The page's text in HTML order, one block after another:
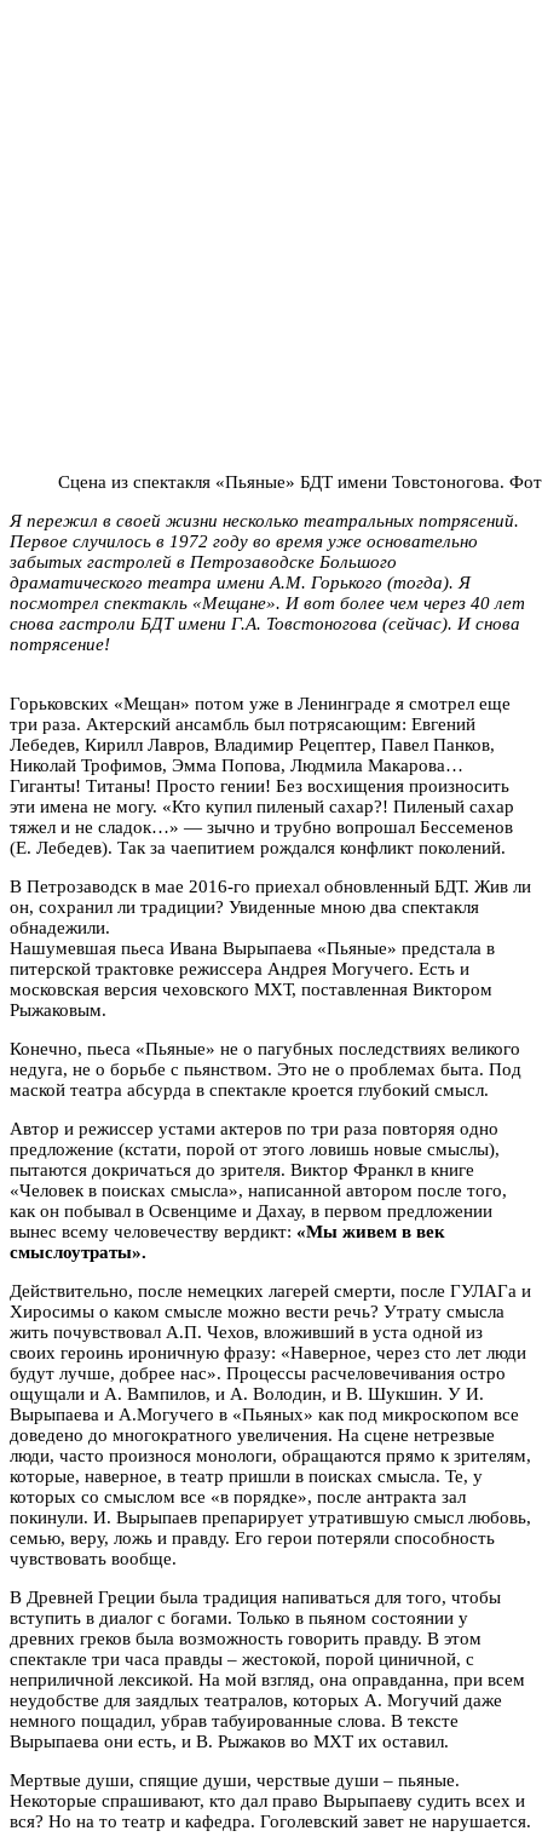
Сцена из спектакля «Пьяные» БДТ имени Товстоногова.
Я пережил в своей жизни несколько театральных потрясений.
Первое случилось в 1972 году во время уже основательно
забытых гастролей в Петрозаводске Большого
драматического театра имени А.М. Горького (тогда). Я
посмотрел спектакль «Мещане». И вот более чем через 40 лет
снова гастроли БДТ имени Г.А. Товстоногова (сейчас). И снова
потрясение!
Горьковских «Мещан» потом уже в Ленинграде я смотрел еще
три раза. Актерский ансамбль был потрясающим: Евгений
Лебедев, Кирилл Лавров, Владимир Рецептер, Павел Панков,
Николай Трофимов, Эмма Попова, Людмила Макарова…
Гиганты! Титаны! Просто гении! Без восхищения произносить
эти имена не могу. «Кто купил пиленый сахар?! Пиленый сахар
тяжел и не сладок…» — зычно и трубно вопрошал Бессеменов
(Е. Лебедев). Так за чаепитием рождался конфликт поколений.
В Петрозаводск в мае 2016-го приехал обновленный БДТ. Жив ли
он, сохранил ли традиции? Увиденные мною два спектакля
обнадежили.
Нашумевшая пьеса Ивана Вырыпаева «Пьяные» предстала в
питерской трактовке режиссера Андрея Могучего. Есть и
московская версия чеховского МХТ, поставленная Виктором
Рыжаковым.
Конечно, пьеса «Пьяные» не о пагубных последствиях великого
недуга, не о борьбе с пьянством. Это не о проблемах быта. Под
маской театра абсурда в спектакле кроется глубокий смысл.
Автор и режиссер устами актеров по три раза повторяя одно
предложение (кстати, порой от этого ловишь новые смыслы),
пытаются докричаться до зрителя. Виктор Франкл в книге
«Человек в поисках смысла», написанной автором после того,
как он побывал в Освенциме и Дахау, в первом предложении
вынес всему человечеству вердикт: «Мы живем в век
смыслоутраты».
Действительно, после немецких лагерей смерти, после ГУЛАГа и
Хиросимы о каком смысле можно вести речь? Утрату смысла
жить почувствовал А.П. Чехов, вложивший в уста одной из
своих героинь ироничную фразу: «Наверное, через сто лет люди
будут лучше, добрее нас». Процессы расчеловечивания остро
ощущали и А. Вампилов, и А. Володин, и В. Шукшин. У И.
Вырыпаева и А.Могучего в «Пьяных» как под микроскопом все
доведено до многократного увеличения. На сцене нетрезвые
люди, часто произнося монологи, обращаются прямо к зрителям,
которые, наверное, в театр пришли в поисках смысла. Те, у
которых со смыслом все «в порядке», после антракта зал
покинули. И. Вырыпаев препарирует утратившую смысл любовь,
семью, веру, ложь и правду. Его герои потеряли способность
чувствовать вообще.
В Древней Греции была традиция напиваться для того, чтобы
вступить в диалог с богами. Только в пьяном состоянии у
древних греков была возможность говорить правду. В этом
спектакле три часа правды – жестокой, порой циничной, с
неприличной лексикой. На мой взгляд, она оправданна, при всем
неудобстве для заядлых театралов, которых А. Могучий даже
немного пощадил, убрав табуированные слова. В тексте
Вырыпаева они есть, и В. Рыжаков во МХТ их оставил.
Мертвые души, спящие души, черствые души – пьяные.
Некоторые спрашивают, кто дал право Вырыпаеву судить всех и
вся? Но на то театр и кафедра. Гоголевский завет не нарушается.